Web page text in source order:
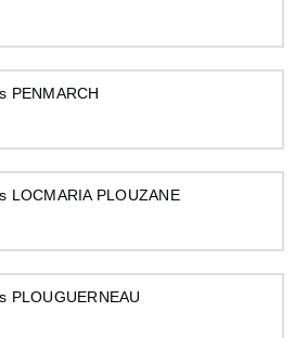
PENMARCH
LOCMARIA PLOUZANE
PLOUGUERNEAU